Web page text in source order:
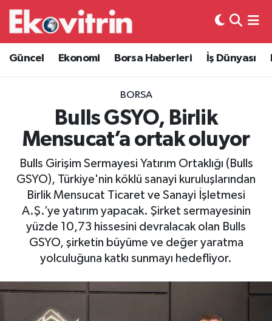
Güncel Ekonomi Borsa Haberleri İş Dünyası
BORSA
Bulls GSYO, Birlik
Mensucat’a ortak oluyor
Bulls Girişim Sermayesi Yatırım Ortaklığı (Bulls
GSYO), Türkiye'nin köklü sanayi kuruluşlarından
Birlik Mensucat Ticaret ve Sanayi İşletmesi
A.Ş.’ye yatırım yapacak. Şirket sermayesinin
yüzde 10,73 hissesini devralacak olan Bulls
GSYO, şirketin büyüme ve değer yaratma
yolculuğuna katkı sunmayı hedefliyor.
Güncel
Ekonomi
Borsa Haberleri
İş Dünyası
Lojistik
Otovitrin
Asayiş
Magazin
Gayrimenkul
Hava Durumu
Trafik Durumu
Süper Lig Puan Durumu ve Fikstür
Tüm Manşetler
Son Dakika Haberleri
Haber Arşivi